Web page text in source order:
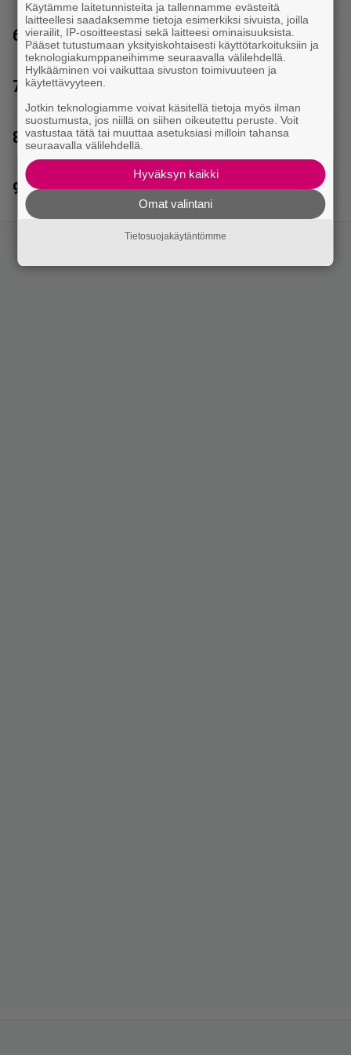
6.
Sofia Belórfin omaisuutta myynnissä – jälleenmyyjä
tulee Suomesta
7.
Vappu Pimiä sai huonoa palvelua ravintolassa –
8.
Heikki Paasonen kaunistautui Eppujen keikalle –
”Jutunjuurta aikaiseksi tänään Tampereella”
9. Poliisi teki surullisen löydön Lohjalla
Käytämme laitetunnisteita ja tallennamme evästeitä
laitteellesi saadaksemme tietoja esimerkiksi sivuista, joilla
vierailit, IP-osoitteestasi sekä laitteesi ominaisuuksista.
Pääset tutustumaan yksityiskohtaisesti käyttötarkoituksiin ja
teknologiakumppaneihimme seuraavalla välilehdellä.
Hylkääminen voi vaikuttaa sivuston toimivuuteen ja
käytettävyyteen.
Jotkin teknologiamme voivat käsitellä tietoja myös ilman
suostumusta, jos niillä on siihen oikeutettu peruste. Voit
vastustaa tätä tai muuttaa asetuksiasi milloin tahansa
seuraavalla välilehdellä.
Hyväksyn kaikki
Omat valintani
Tietosuojakäytäntömme